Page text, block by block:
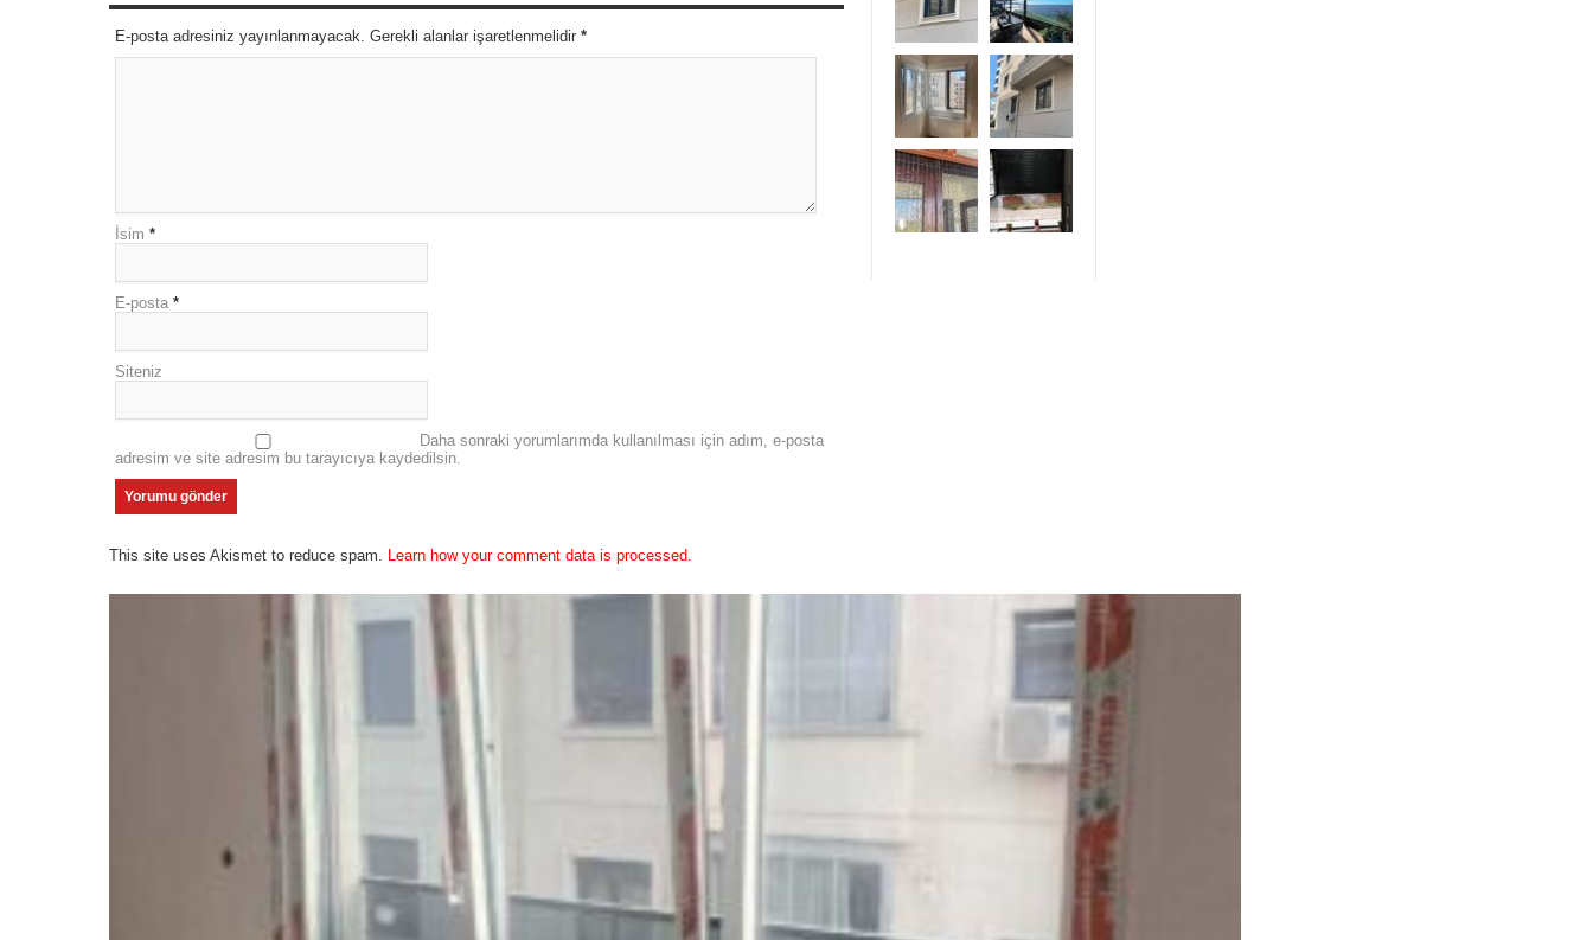
E-posta adresiniz yayınlanmayacak. Gerekli alanlar işaretlenmelidir *
İsim *
E-posta *
Siteniz
Daha sonraki yorumlarımda kullanılması için adım, e-posta
adresim ve site adresim bu tarayıcıya kaydedilsin.
This site uses Akismet to reduce spam. Learn how your comment data is processed.